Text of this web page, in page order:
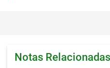
Notas Relacionadas